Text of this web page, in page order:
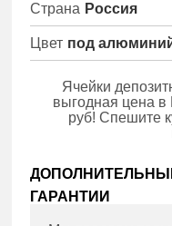
Страна Россия
Цвет под
Ячейки
выгодная цена
руб! Спешите
ГАРАНТИИ